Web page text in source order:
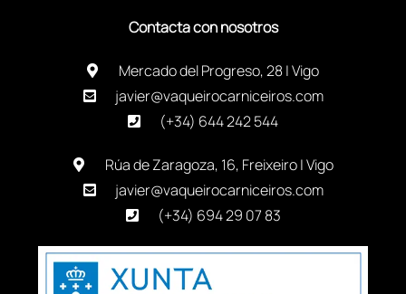
Contacta con nosotros
Mercado del Progreso, 28 | Vigo
javier@vaqueirocarniceiros.com
(+34) 644 242 544
Rúa de Zaragoza, 16, Freixeiro | Vigo
javier@vaqueirocarniceiros.com
(+34) 694 29 07 83